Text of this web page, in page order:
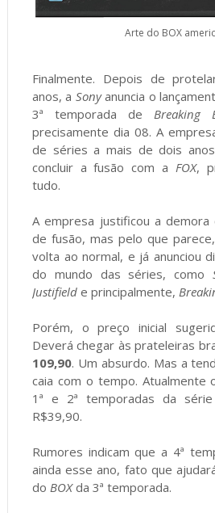
Arte do BOX
Finalmente. Depois de
anos, a Sonyanuncia o
3ª temporada de Breaking
precisamente dia 08. A
de séries a mais de dois
concluir a fusão com a FOX,
tudo.
A empresa justificou a
de fusão, mas pelo que
volta ao normal, e já anunciou
do mundo das séries, como
Justifielde principalmente,
Porém, o preço inicial
Deverá chegar às prateleiras
109,90. Um absurdo. Mas a
caia com o tempo. Atualmente
1ª e 2ª temporadas da
R$39,90.
Rumores indicam que a 4ª
ainda esse ano, fato que
do BOXda 3ª temporada.